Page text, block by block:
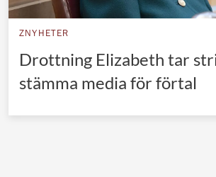
ZNYHETER
Drottning Elizabeth tar
stämma media för förtal